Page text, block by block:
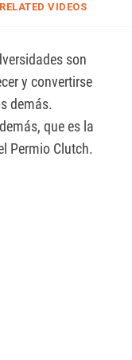
RELATED VIDEOS
son
y convertirse
demás.
que es la
Permio Clutch.